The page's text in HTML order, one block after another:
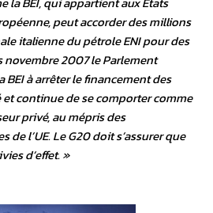
peut accorder des millions
italienne du pétrole ENI pour des
novembre 2007 le Parlement
à arrêter le financement des
et continue de se comporter comme
privé, au mépris des
de l’UE. Le G20 doit s’assurer que
d’effet. »